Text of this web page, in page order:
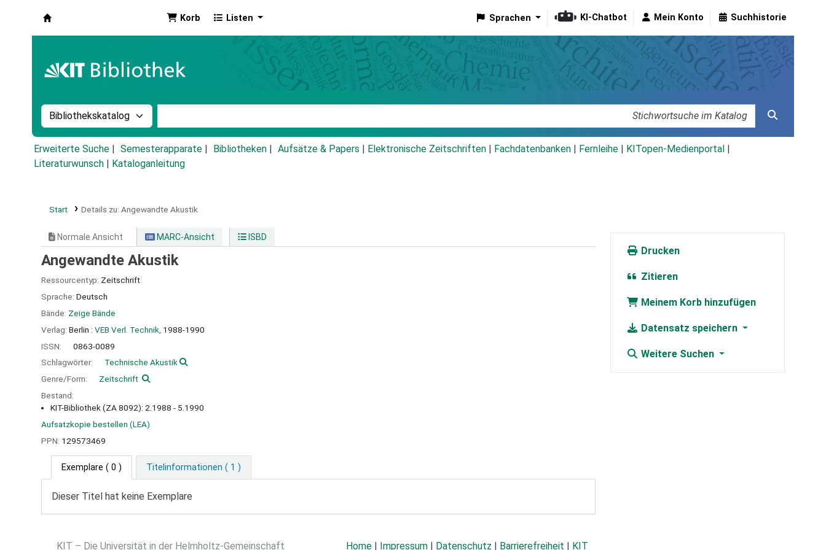
Korb Listen Sprachen KI-Chatbot Mein Konto Suchhistorie
Suche im Katalog nach:
Erweiterte Suche Semesterapparate Bibliotheken Aufsätze & Papers Elektronische Zeitschriften Fachdatenbanken Fernleihe KITopen-Medienportal
Literaturwunsch
Kataloganleitung
Start Details zu: Angewandte Akustik
Normale Ansicht MARC-Ansicht ISBD
Angewandte Akustik
Ressourcentyp: Zeitschrift
Sprache: Deutsch
Bände: Zeige Bände
Verlag: Berlin : VEB Verl. Technik, 1988-1990
ISSN:
0863-0089
Schlagwörter:
Technische Akustik
Genre/Form:
Zeitschrift
Bestand:
KIT-Bibliothek (ZA 8092): 2.1988 - 5.1990
Aufsatzkopie bestellen (LEA)
PPN: 129573469
Exemplare ( 0 ) Titelinformationen ( 1 )
Dieser Titel hat keine Exemplare
Drucken
Zitieren
Meinem Korb hinzufügen
Datensatz speichern
Weitere Suchen
KIT – Die Universität in der Helmholtz-Gemeinschaft Home Impressum Datenschutz Barrierefreiheit KIT